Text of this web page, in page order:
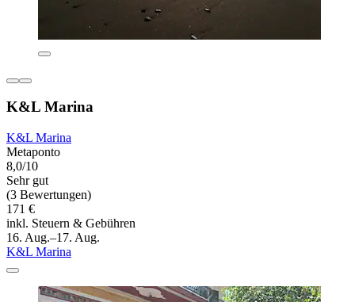
K&L Marina
K&L Marina
Metaponto
8,0/10
Sehr gut
(3 Bewertungen)
171 €
inkl. Steuern & Gebühren
16. Aug.–17. Aug.
K&L Marina